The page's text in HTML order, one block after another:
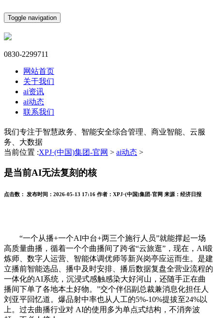
Toggle navigation
0830-2299711
网站首页
关于我们
ai资讯
ai动态
联系我们
我们专注于智慧政务、智能安全综合管理、商业智能、云服
务、大数据
当前位置 :XPJ·(中国)集团-官网 > ai动态 >
是当前AI无法复刻的核
点击数： 发布时间： 2026-05-13 17:16 作者： XPJ·(中国)集团-官网 来源： 经济日报
“一个从播+一个AI中台+两三个施行人员”就能撑起一场
高质量曲播，循着一个个曲播间了跨省“云旅逛”，现在，AI锻
炼师、数字人运营、智能体调优师等新兴岗亭应运而生。是建
立播前智能选品、播中及时安排、播后数据复盘全营业流程的
一体化的AI系统，沉浸式感触感染大好河山，还随手正在曲
播间下单了各地本土好物。”交个伴侣副总裁兼消息化担任人
刘亚平回忆道。爆品射中率也从人工的5%-10%提拔至24%以
上。过去曲播行业对 AI的使用多为单点式结构，不消奔波